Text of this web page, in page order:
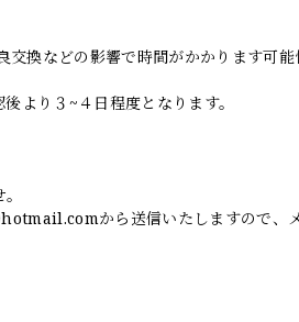
換などの影響で時間がかかります可
より３~４日程度となります。
から送信いたしますので、